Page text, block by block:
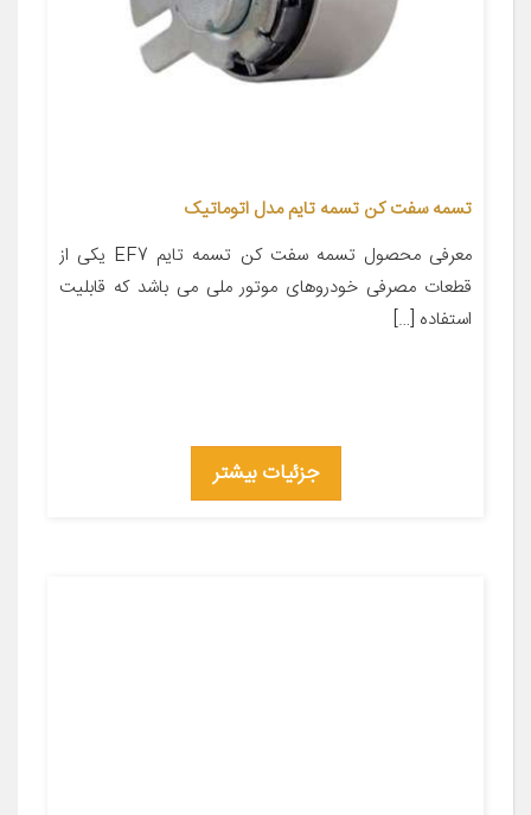
تسمه سفت کن تسمه تایم مدل اتوماتیک
معرفی محصول تسمه سفت کن تسمه تایم EF7 یکی از
قطعات مصرفی خودروهای موتور ملی می باشد که قابلیت
استفاده […]
جزئیات بیشتر